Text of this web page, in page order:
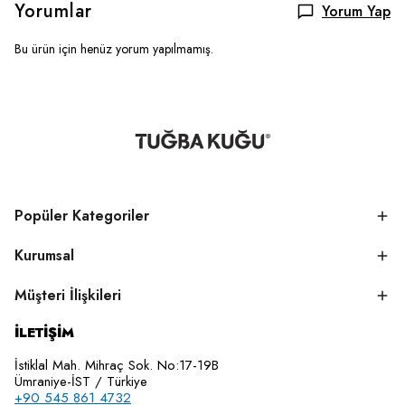
Yorumlar Yorum Yap
Bu ürün için henüz yorum yapılmamış.
Popüler Kategoriler
Kurumsal
Müşteri İlişkileri
İLETİŞİM
İstiklal Mah. Mihraç Sok. No:17-19B
Ümraniye-İST / Türkiye
+90 545 861 4732